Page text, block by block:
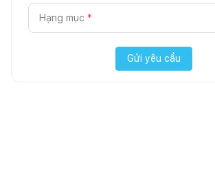
Hạng mục *
Gửi yêu cầu